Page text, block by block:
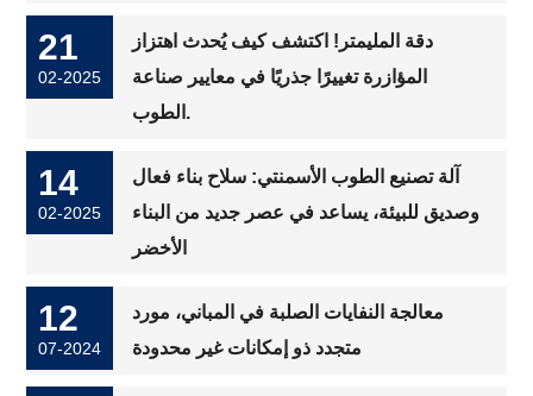
21
02-2025
دقة المليمتر! اكتشف كيف يُحدث اهتزاز
المؤازرة تغييرًا جذريًا في معايير صناعة
الطوب.
14
02-2025
آلة تصنيع الطوب الأسمنتي: سلاح بناء فعال
وصديق للبيئة، يساعد في عصر جديد من البناء
الأخضر
12
07-2024
معالجة النفايات الصلبة في المباني، مورد
متجدد ذو إمكانات غير محدودة